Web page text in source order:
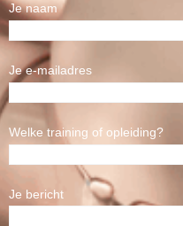
Je naam
Je e-mailadres
Welke training of opleiding?
Je bericht